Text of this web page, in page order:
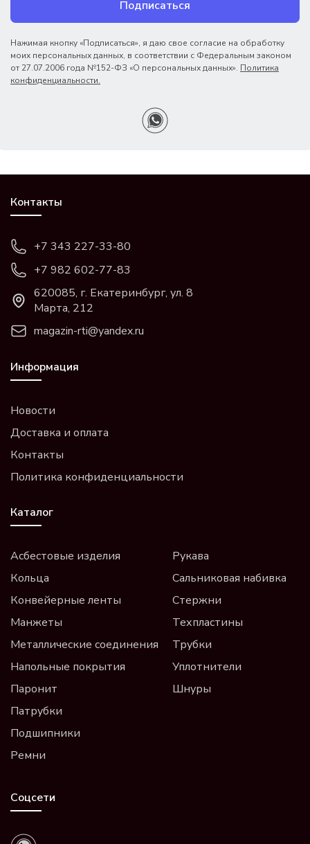
Подписаться
Нажимая кнопку «Подписаться», я даю свое согласие на обработку
моих персональных данных, в соответствии с Федеральным законом
от 27.07.2006 года №152-ФЗ «О персональных данных». Политика
конфиденциальности.
Контакты
+7 343 227-33-80
+7 982 602-77-83
620085, г. Екатеринбург, ул. 8
Марта, 212
magazin-rti@yandex.ru
Информация
Новости
Доставка и оплата
Контакты
Политика конфиденциальности
Каталог
Асбестовые изделия
Кольца
Конвейерные ленты
Манжеты
Металлические соединения
Напольные покрытия
Паронит
Патрубки
Подшипники
Ремни
Рукава
Сальниковая набивка
Стержни
Техпластины
Трубки
Уплотнители
Шнуры
Соцсети